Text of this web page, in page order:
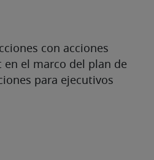
con acciones
en el marco del plan de
para ejecutivos